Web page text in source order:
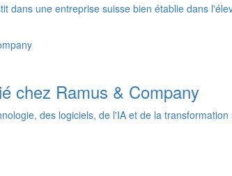
dans une entreprise suisse bien établie dans
chez Ramus & Company
des logiciels, de l'IA et de la